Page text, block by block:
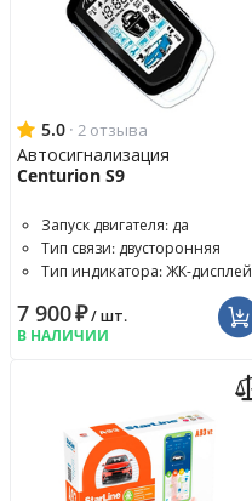
5.0 · 2 отзыва
Автосигнализация
Centurion S9
Запуск двигателя: да
Тип связи: двусторонняя
Тип индикатора: ЖК-дисплей
7 900₽/ шт.
В НАЛИЧИИ